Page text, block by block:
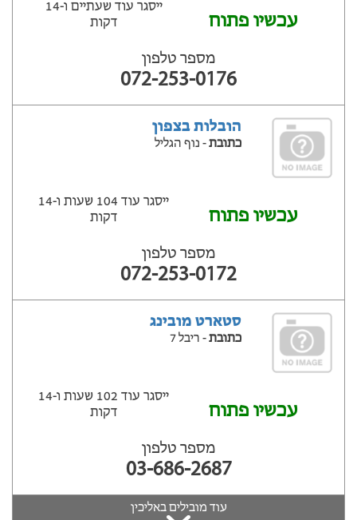
עכשיו פתוח
ייסגר עוד שעתיים ‫ו-14
דקות
מספר טלפון
072-253-0176
הובלות בצפון
כתובת- נוף הגליל
עכשיו פתוח
ייסגר עוד 104 שעות ‫ו-14
דקות
מספר טלפון
072-253-0172
סטארט מובינג
כתובת- ריבל 7
עכשיו פתוח
ייסגר עוד 102 שעות ‫ו-14
דקות
מספר טלפון
03-686-2687
עוד מובילים באליכין